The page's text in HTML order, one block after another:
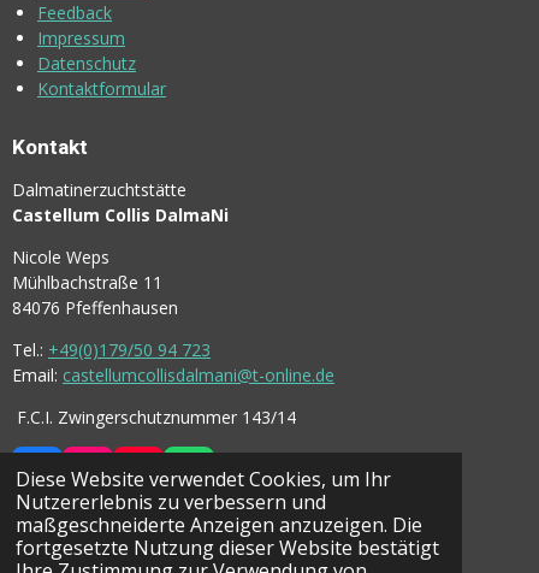
Diese Website verwendet Cookies, um Ihr
Nutzererlebnis zu verbessern und
maßgeschneiderte Anzeigen anzuzeigen. Die
fortgesetzte Nutzung dieser Website bestätigt
Feedback
Impressum
Datenschutz
Kontaktformular
Kontakt
Dalmatinerzuchtstätte
Castellum Collis DalmaNi
Nicole Weps
Mühlbachstraße 11
84076 Pfeffenhausen
Tel.: +49(0)179/50 94 723
Email: castellumcollisdalmani@t-online.de
F.C.I. Zwingerschutznummer 143/14
F
A
C
E
I
N
S
T
Y
O
U
T
W
H
A
T
© 2026 Castellum Collis DalmaNi
Mit Unterstützung vonWebador